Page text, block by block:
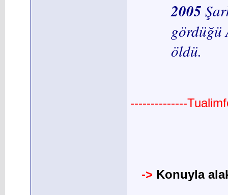
2005
gördüğü
öldü.
--------------
-> Konuyla